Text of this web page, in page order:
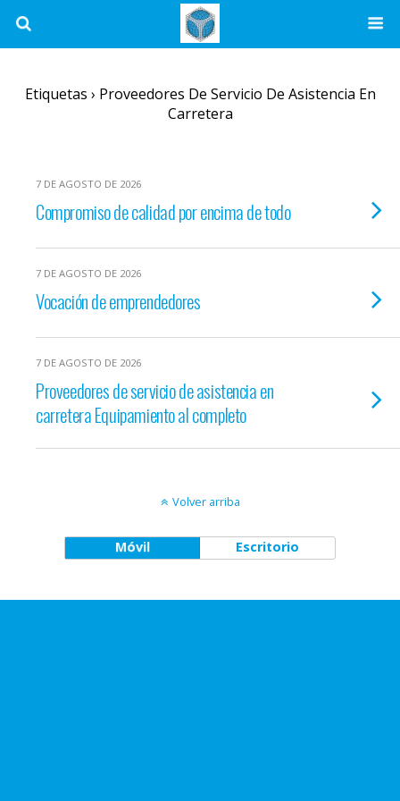
Etiquetas › Proveedores De Servicio De Asistencia En
Carretera
7 DE AGOSTO DE 2026
Compromiso de calidad por encima de todo
7 DE AGOSTO DE 2026
Vocación de emprendedores
7 DE AGOSTO DE 2026
Proveedores de servicio de asistencia en
carretera Equipamiento al completo
Volver arriba
Móvil Escritorio